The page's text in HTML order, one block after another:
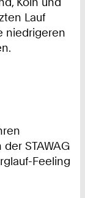
Lauf
niedrigeren
STAWAG
Feeling